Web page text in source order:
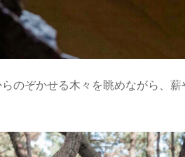
のぞかせる木々を眺めながら、